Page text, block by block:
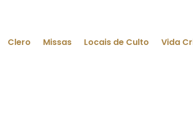
Clero Missas Locais de Culto Vida